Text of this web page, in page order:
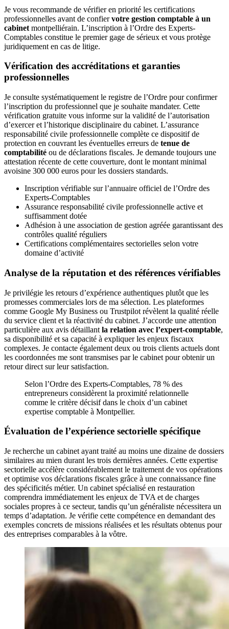
Je vous recommande de vérifier en priorité les certifications
professionnelles avant de confiervotre gestion comptable à un
cabinet montpelliérain. L’inscription à l’Ordre des Experts-
Comptables constitue le premier gage de sérieux et vous protège
juridiquement en cas de litige.
Vérification des accréditations et garanties
professionnelles
Je consulte systématiquement le registre de l’Ordre pour confirmer
l’inscription du professionnel que je souhaite mandater. Cette
vérification gratuite vous informe sur la validité de l’autorisation
d’exercer et l’historique disciplinaire du cabinet. L’assurance
responsabilité civile professionnelle complète ce dispositif de
protection en couvrant les éventuelles erreurs de tenue de
comptabilité ou de déclarations fiscales. Je demande toujours une
attestation récente de cette couverture, dont le montant minimal
avoisine 300 000 euros pour les dossiers standards.
Inscription vérifiable sur l’annuaire officiel de l’Ordre des
Experts-Comptables
Assurance responsabilité civile professionnelle active et
suffisamment dotée
Adhésion à une association de gestion agréée garantissant des
contrôles qualité réguliers
Certifications complémentaires sectorielles selon votre
domaine d’activité
Analyse de la réputation et des références vérifiables
Je privilégie les retours d’expérience authentiques plutôt que les
promesses commerciales lors de ma sélection. Les plateformes
comme Google My Business ou Trustpilot révèlent la qualité réelle
du service client et la réactivité du cabinet. J’accorde une attention
particulière aux avis détaillant la relation avec l’expert-comptable,
sa disponibilité et sa capacité à expliquer les enjeux fiscaux
complexes. Je contacte également deux ou trois clients actuels dont
les coordonnées me sont transmises par le cabinet pour obtenir un
retour direct sur leur satisfaction.
Selon l’Ordre des Experts-Comptables, 78 % des
entrepreneurs considèrent la proximité relationnelle
comme le critère décisif dans le choix d’un cabinet
expertise comptable à Montpellier.
Évaluation de l’expérience sectorielle spécifique
Je recherche un cabinet ayant traité au moins une dizaine de dossiers
similaires au mien durant les trois dernières années. Cette expertise
sectorielle accélère considérablement le traitement de vos opérations
et optimise vos déclarations fiscales grâce à une connaissance fine
des spécificités métier. Un cabinet spécialisé en restauration
comprendra immédiatement les enjeux de TVA et de charges
sociales propres à ce secteur, tandis qu’un généraliste nécessitera un
temps d’adaptation. Je vérifie cette compétence en demandant des
exemples concrets de missions réalisées et les résultats obtenus pour
des entreprises comparables à la vôtre.